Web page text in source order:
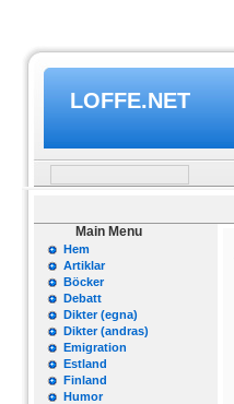
LOFFE.NET
Main Menu
Hem
Artiklar
Böcker
Debatt
Dikter (egna)
Dikter (andras)
Emigration
Estland
Finland
Humor